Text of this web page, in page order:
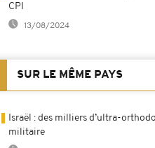
CPI
13/08/2024
SUR LE MÊME PAYS
Israël : des milliers d’ultra-
militaire